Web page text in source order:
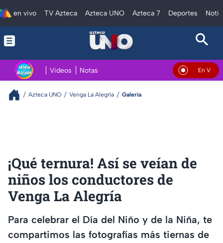
en vivo TV Azteca Azteca UNO Azteca 7 Deportes
Videos Notas En Vivo
Azteca UNO Venga La Alegría Galería
¡Qué ternura! Así se veían de
niños los conductores de
Venga La Alegría
Para celebrar el Día del Niño y de la Niña, te
compartimos las fotografías más tiernas de